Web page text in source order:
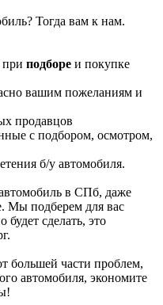
Тогда вам к нам.
при подборе и покупке
вашим пожеланиям и
продавцов
с подбором, осмотром,
б/у автомобиля.
в СПб, даже
Мы подберем для вас
сделать, это
большей части проблем,
автомобиля, экономите